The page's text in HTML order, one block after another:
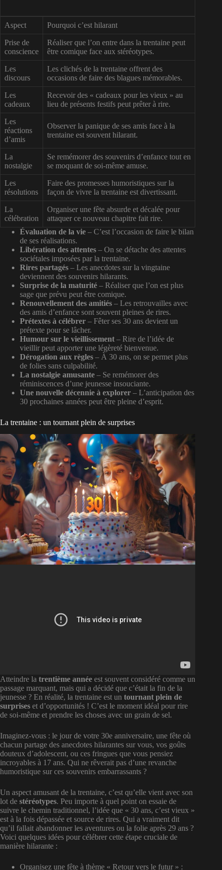
Aspect Pourquoi c’est hilarant
Prise de
conscience
Réaliser que l’on entre dans la trentaine peut
être comique face aux stéréotypes.
Les
discours
Les clichés de la trentaine offrent des
occasions de faire des blagues mémorables.
Les
cadeaux
Recevoir des « cadeaux pour les vieux » au
lieu de présents festifs peut prêter à rire.
Les
réactions
d’amis
Observer la panique de ses amis face à la
trentaine est souvent hilarant.
La
nostalgie
Se remémorer des souvenirs d’enfance tout en
se moquant de soi-même amuse.
Les
résolutions
Faire des promesses humoristiques sur la
façon de vivre la trentaine est divertissant.
La
célébration
Organiser une fête absurde et décalée pour
attaquer ce nouveau chapitre fait rire.
Évaluation de la vie – C’est l’occasion de faire le bilan
de ses réalisations.
Libération des attentes – On se détache des attentes
sociétales imposées par la trentaine.
Rires partagés – Les anecdotes sur la vingtaine
deviennent des souvenirs hilarants.
Surprise de la maturité – Réaliser que l’on est plus
sage que prévu peut être comique.
Renouvellement des amitiés – Les retrouvailles avec
des amis d’enfance sont souvent pleines de rires.
Prétextes à célébrer – Fêter ses 30 ans devient un
prétexte pour se lâcher.
Humour sur le vieillissement – Rire de l’idée de
vieillir peut apporter une légèreté bienvenue.
Dérogation aux règles – À 30 ans, on se permet plus
de folies sans culpabilité.
La nostalgie amusante – Se remémorer des
réminiscences d’une jeunesse insouciante.
Une nouvelle décennie à explorer – L’anticipation des
30 prochaines années peut être pleine d’esprit.
La trentaine : un tournant plein de surprises
Atteindre la trentième année est souvent considéré comme un
passage marquant, mais qui a décidé que c’était la fin de la
jeunesse ? En réalité, la trentaine est un tournant plein de
surprises et d’opportunités ! C’est le moment idéal pour rire
de soi-même et prendre les choses avec un grain de sel.
Imaginez-vous : le jour de votre 30e anniversaire, une fête où
chacun partage des anecdotes hilarantes sur vous, vos goûts
douteux d’adolescent, ou ces fringues que vous pensiez
incroyables à 17 ans. Qui ne rêverait pas d’une revanche
humoristique sur ces souvenirs embarrassants ?
Un aspect amusant de la trentaine, c’est qu’elle vient avec son
lot de stéréotypes. Peu importe à quel point on essaie de
suivre le chemin traditionnel, l’idée que « 30 ans, c’est vieux »
est à la fois dépassée et source de rires. Qui a vraiment dit
qu’il fallait abandonner les aventures ou la folie après 29 ans ?
Voici quelques idées pour célébrer cette étape cruciale de
manière hilarante :
Organisez une fête à thème « Retour vers le futur » :